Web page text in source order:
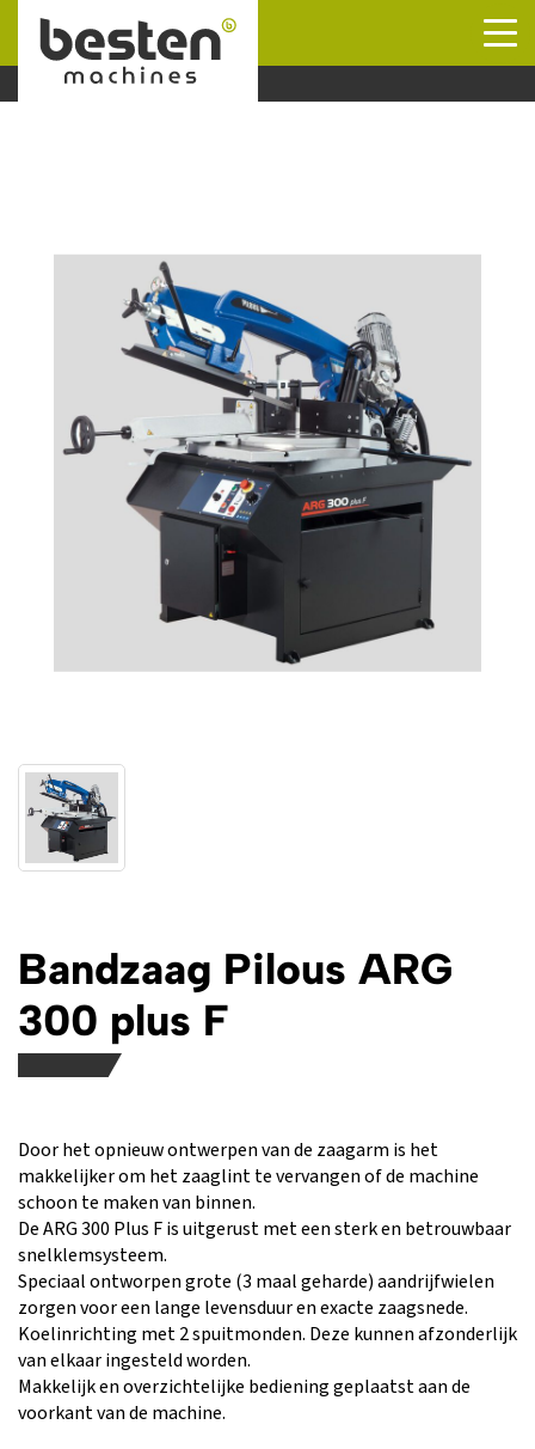
Naar hoofdinhoud
Bandzaag Pilous ARG
300 plus F
Door het opnieuw ontwerpen van de zaagarm is het
makkelijker om het zaaglint te vervangen of de machine
schoon te maken van binnen.
De ARG 300 Plus F is uitgerust met een sterk en betrouwbaar
snelklemsysteem.
Speciaal ontworpen grote (3 maal geharde) aandrijfwielen
zorgen voor een lange levensduur en exacte zaagsnede.
Koelinrichting met 2 spuitmonden. Deze kunnen afzonderlijk
van elkaar ingesteld worden.
Makkelijk en overzichtelijke bediening geplaatst aan de
voorkant van de machine.